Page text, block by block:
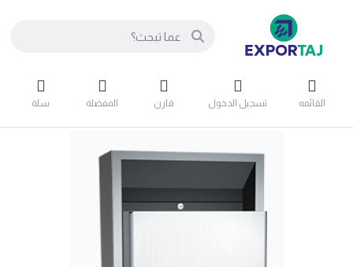
القائمه تسجيل الدخول قارن المفضلة سلة